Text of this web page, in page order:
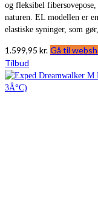
og fleksibel
naturen. EL modellen er
elastiske syninger, som
1.599,95 kr. Gå til
Tilbud